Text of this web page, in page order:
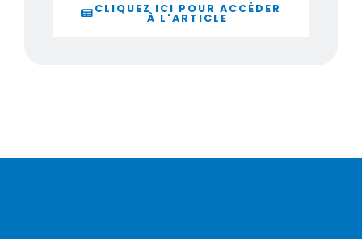
CLIQUEZ ICI POUR ACCÉDER
À L'ARTICLE